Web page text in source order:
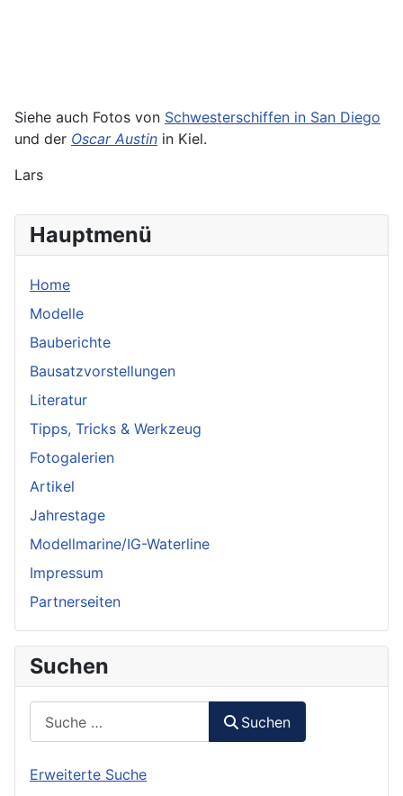
Hauptmenü
Home
Modelle
Bauberichte
Bausatzvorstellungen
Literatur
Tipps, Tricks & Werkzeug
Fotogalerien
Artikel
Jahrestage
Modellmarine/IG-Waterline
Impressum
Partnerseiten
Suchen
Suchen
Erweiterte Suche
Siehe auch Fotos von Schwesterschiffen in San Diego
und der Oscar Austin in Kiel.
Lars